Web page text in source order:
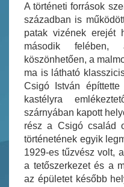
A történeti források
században is
patak vizének erejét
második felében,
köszönhetően, a
ma is látható
Csigó István
kastélyra
szárnyában kapott
rész a Csigó család
történetének egyik
1929-es tűzvész volt,
a tetőszerkezet és a
az épületet később